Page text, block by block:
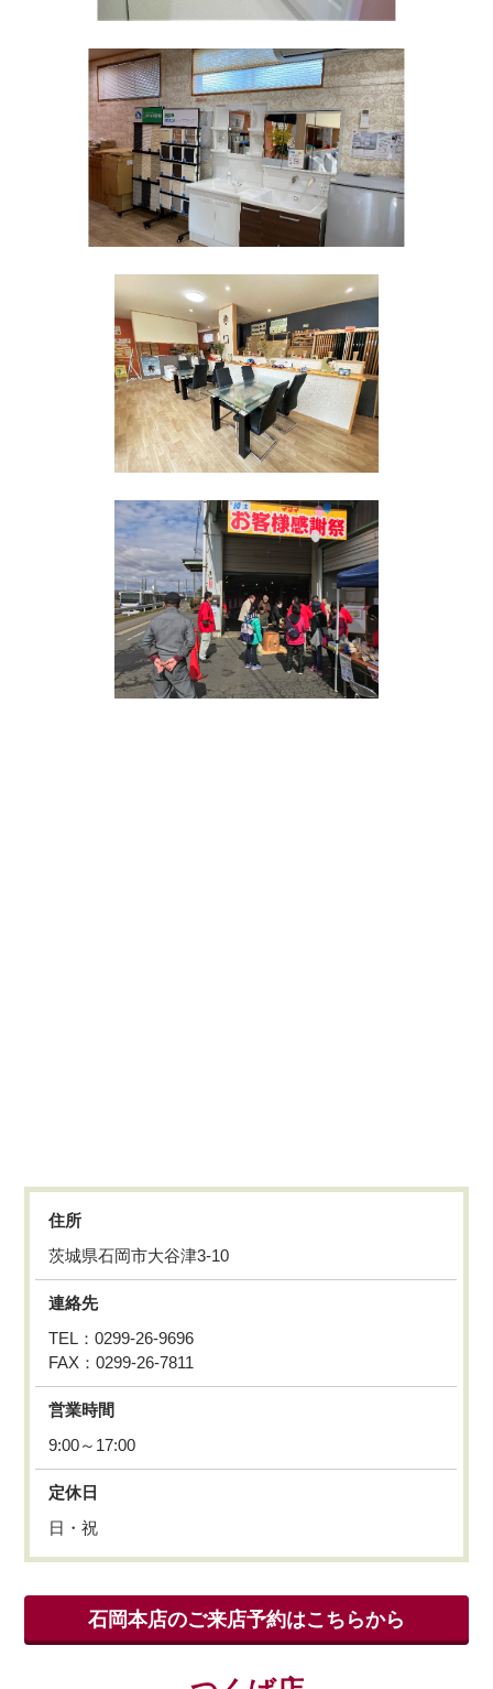
住所
茨城県石岡市大谷津3-10
連絡先
TEL：0299-26-9696
FAX：0299-26-7811
営業時間
9:00～17:00
定休日
日・祝
石岡本店のご来店予約はこちらから